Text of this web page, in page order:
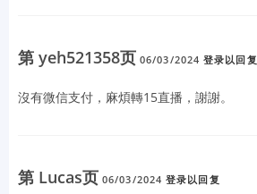
第 yeh521358页 06/03/2024 登录以回复
沒有微信支付，麻煩轉15直播，謝謝。
第 Lucas页 06/03/2024 登录以回复